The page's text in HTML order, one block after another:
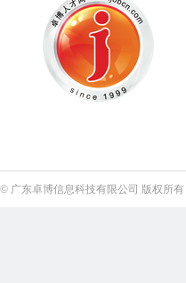
© 广东卓博信息科技有限公司 版权所有